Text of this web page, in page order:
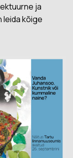
ja
leida kõige